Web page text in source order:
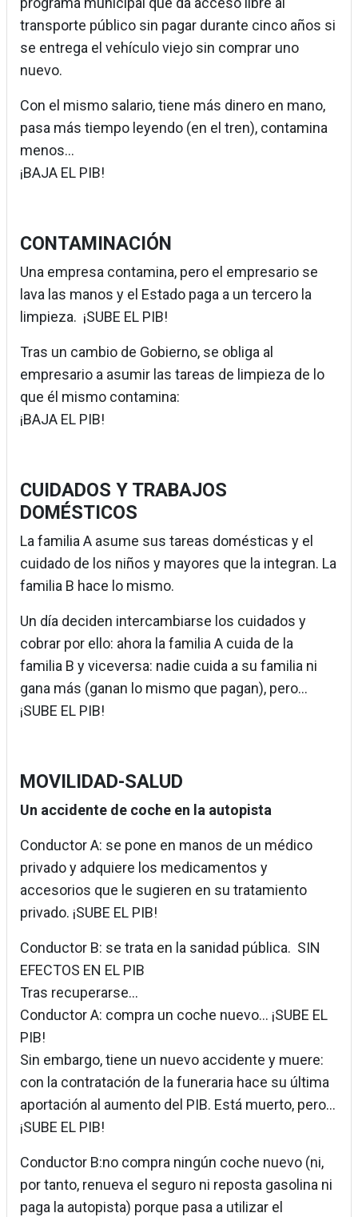
transporte público sin pagar durante cinco años si
se entrega el vehículo viejo sin comprar uno
nuevo.
Con el mismo salario, tiene más dinero en mano,
pasa más tiempo leyendo (en el tren), contamina
menos...
¡BAJA EL PIB!
CONTAMINACIÓN
Una empresa contamina, pero el empresario se
lava las manos y el Estado paga a un tercero la
limpieza. ¡SUBE EL PIB!
Tras un cambio de Gobierno, se obliga al
empresario a asumir las tareas de limpieza de lo
que él mismo contamina:
¡BAJA EL PIB!
CUIDADOS Y TRABAJOS
DOMÉSTICOS
La familia A asume sus tareas domésticas y el
cuidado de los niños y mayores que la integran. La
familia B hace lo mismo.
Un día deciden intercambiarse los cuidados y
cobrar por ello: ahora la familia A cuida de la
familia B y viceversa: nadie cuida a su familia ni
gana más (ganan lo mismo que pagan), pero...
¡SUBE EL PIB!
MOVILIDAD-SALUD
Un accidente de coche en la autopista
Conductor A: se pone en manos de un médico
privado y adquiere los medicamentos y
accesorios que le sugieren en su tratamiento
privado. ¡SUBE EL PIB!
Conductor B: se trata en la sanidad pública. SIN
EFECTOS EN EL PIB
Tras recuperarse...
Conductor A: compra un coche nuevo... ¡SUBE EL
PIB!
Sin embargo, tiene un nuevo accidente y muere:
con la contratación de la funeraria hace su última
aportación al aumento del PIB. Está muerto, pero...
¡SUBE EL PIB!
Conductor B:no compra ningún coche nuevo (ni,
por tanto, renueva el seguro ni reposta gasolina ni
paga la autopista) porque pasa a utilizar el